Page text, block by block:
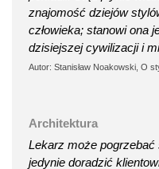
znajomość dziejów
człowieka; stanowi ona
dzisiejszej cywilizacji i
Autor: Stanisław Noakowski, O
Architektura
Lekarz może pogrzebać
jedynie doradzić